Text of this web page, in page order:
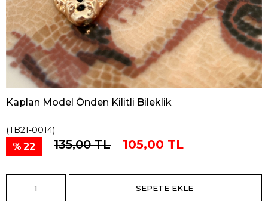
Kaplan Model Önden Kilitli Bileklik
(TB21-0014)
22 135,00 TL 105,00 TL